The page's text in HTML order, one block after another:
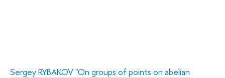
Sergey RYBAKOV "On groups of points on abelian